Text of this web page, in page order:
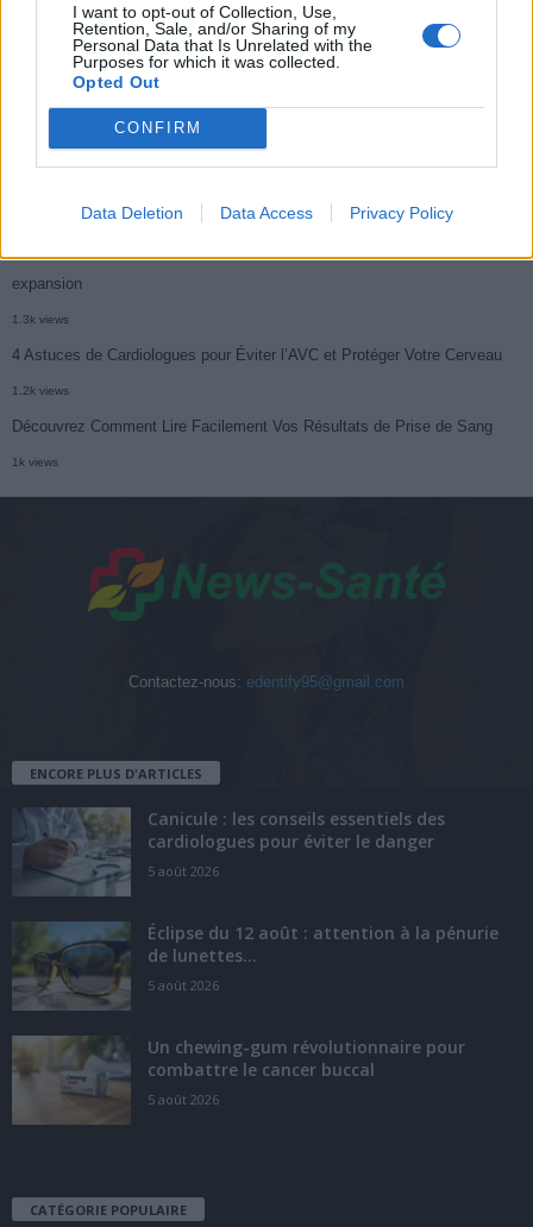
I want to opt-out of Collection, Use,
Retention, Sale, and/or Sharing of my
Personal Data that Is Unrelated with the
Purposes for which it was collected.
Opted Out
CONFIRM
Data Deletion Data Access Privacy Policy
Alcool : un signe inattendu qui pourrait sauver votre vie
1.4k views
expansion
1.3k views
4 Astuces de Cardiologues pour Éviter l’AVC et Protéger Votre Cerveau
1.2k views
Découvrez Comment Lire Facilement Vos Résultats de Prise de Sang
1k views
Contactez-nous: edentify95@gmail.com
ENCORE PLUS D'ARTICLES
Canicule : les conseils essentiels des
cardiologues pour éviter le danger
5 août 2026
Éclipse du 12 août : attention à la pénurie
de lunettes...
5 août 2026
Un chewing-gum révolutionnaire pour
combattre le cancer buccal
5 août 2026
CATÉGORIE POPULAIRE